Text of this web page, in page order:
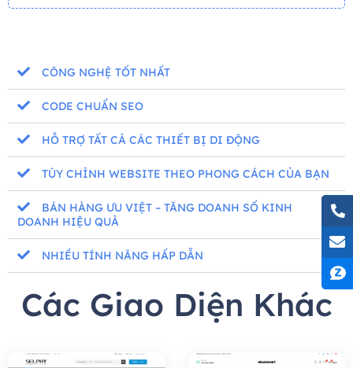
CÔNG NGHỆ TỐT NHẤT
CODE CHUẨN SEO
HỖ TRỢ TẤT CẢ CÁC THIẾT BỊ DI ĐỘNG
TÙY CHỈNH WEBSITE THEO PHONG CÁCH CỦA BẠN
BÁN HÀNG ƯU VIỆT – TĂNG DOANH SỐ KINH
DOANH HIỆU QUẢ
NHIỀU TÍNH NĂNG HẤP DẪN
Các Giao Diện Khác